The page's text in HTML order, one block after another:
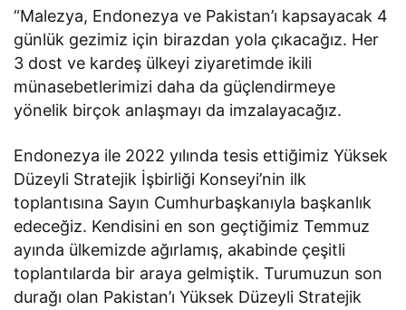
“Malezya, Endonezya ve Pakistan’ı kapsayacak 4
günlük gezimiz için birazdan yola çıkacağız. Her
3 dost ve kardeş ülkeyi ziyaretimde ikili
münasebetlerimizi daha da güçlendirmeye
yönelik birçok anlaşmayı da imzalayacağız.
Endonezya ile 2022 yılında tesis ettiğimiz Yüksek
Düzeyli Stratejik İşbirliği Konseyi’nin ilk
toplantısına Sayın Cumhurbaşkanıyla başkanlık
edeceğiz. Kendisini en son geçtiğimiz Temmuz
ayında ülkemizde ağırlamış, akabinde çeşitli
toplantılarda bir araya gelmiştik. Turumuzun son
durağı olan Pakistan’ı Yüksek Düzeyli Stratejik